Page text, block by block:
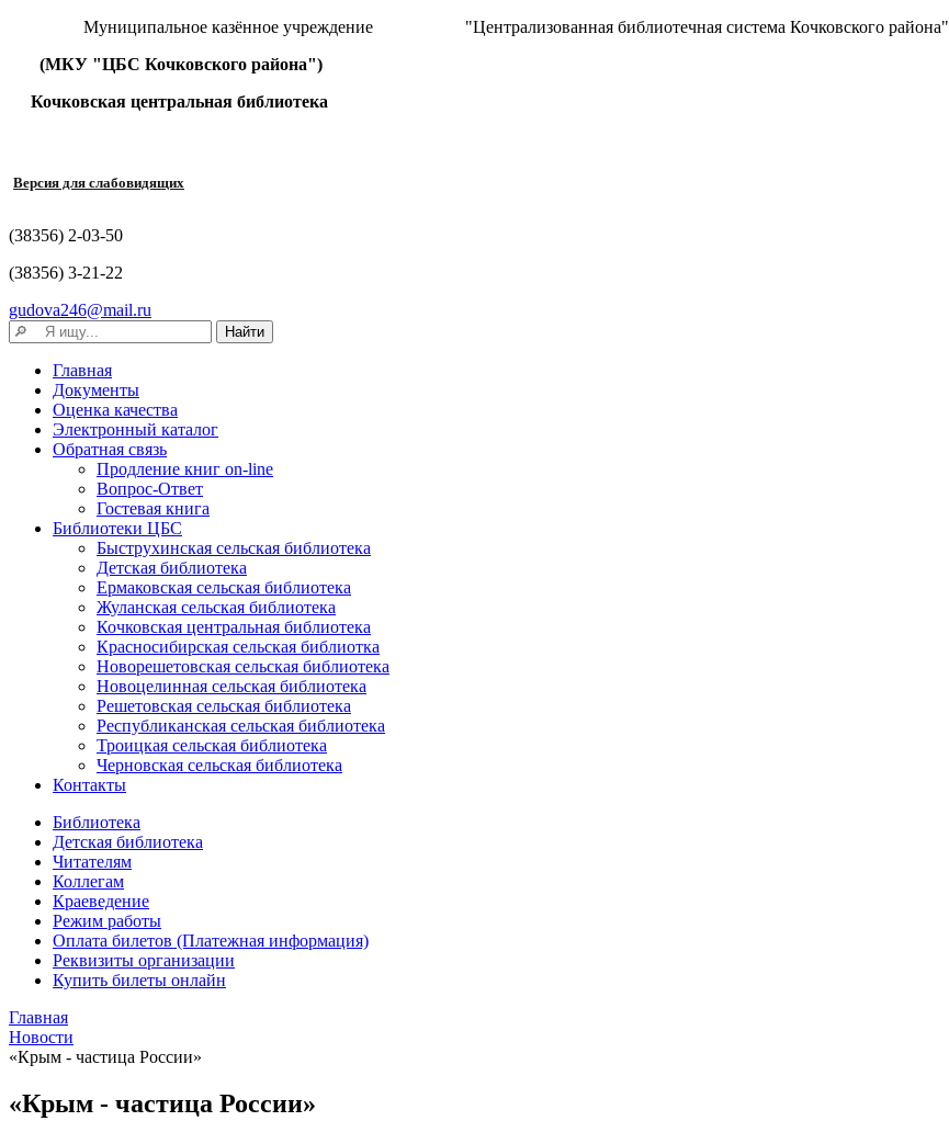
Муниципальное казённое учреждение "Централизованная библиотечная система Кочковского района"
(МКУ "ЦБС Кочковского района")
Кочковская центральная библиотека
Версия для слабовидящих
(38356) 2-03-50
(38356) 3-21-22
gudova246@mail.ru
Главная
Документы
Оценка качества
Электронный каталог
Обратная связь
Продление книг on-line
Вопрос-Ответ
Гостевая книга
Библиотеки ЦБС
Быструхинская сельская библиотека
Детская библиотека
Ермаковская сельская библиотека
Жуланская сельская библиотека
Кочковская центральная библиотека
Красносибирская сельская библиотка
Новорешетовская сельская библиотека
Новоцелинная сельская библиотека
Решетовская сельская библиотека
Республиканская сельская библиотека
Троицкая сельская библиотека
Черновская сельская библиотека
Контакты
Библиотека
Детская библиотека
Читателям
Коллегам
Краеведение
Режим работы
Оплата билетов (Платежная информация)
Реквизиты организации
Купить билеты онлайн
Главная
Новости
«Крым - частица России»
«Крым - частица России»